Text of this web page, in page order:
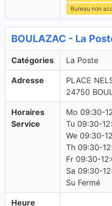
Bureau non
BOULAZAC - La
Catégories La Poste
Adresse
PLACE
24750
Horaires
Service
Mo 09:30-
Tu 09:30-
We 09:30-
Th 09:30-
Fr 09:30-
Sa 09:30-
Su Fermé
Heure